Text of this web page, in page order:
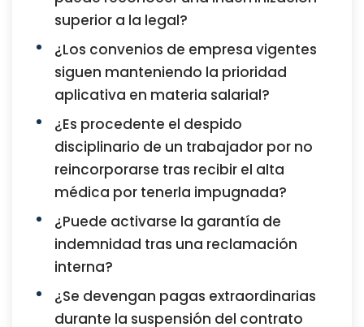
superior a la legal?
¿Los convenios de empresa vigentes
siguen manteniendo la prioridad
aplicativa en materia salarial?
¿Es procedente el despido
disciplinario de un trabajador por no
reincorporarse tras recibir el alta
médica por tenerla impugnada?
¿Puede activarse la garantía de
indemnidad tras una reclamación
interna?
¿Se devengan pagas extraordinarias
durante la suspensión del contrato